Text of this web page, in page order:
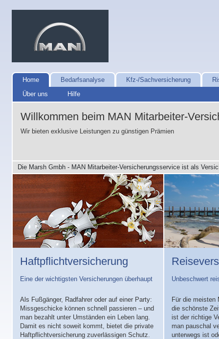
Home
Über uns
Hilfe
Bedarfsanalyse Kfz-/Sachversicherung
Willkommen beim MAN Mitarbeiter-
Wir bieten exklusive Leistungen zu günstigen Prämien
Die Marsh Gmbh - MAN Mitarbeiter-Versicherungsservice ist als
Haftpflichtversicherung
Eine der wichtigsten Versicherungen überhaupt
Als Fußgänger, Radfahrer oder auf einer Party:
Missgeschicke können schnell passieren – und
man bezahlt unter Umständen ein Leben lang.
Damit es nicht soweit kommt, bietet die private
Haftpflichtversicherung zuverlässigen Schutz.
Unbeschwert
Für die meisten
die schönste
ist der richtige
man pauschal
unterwegs ist